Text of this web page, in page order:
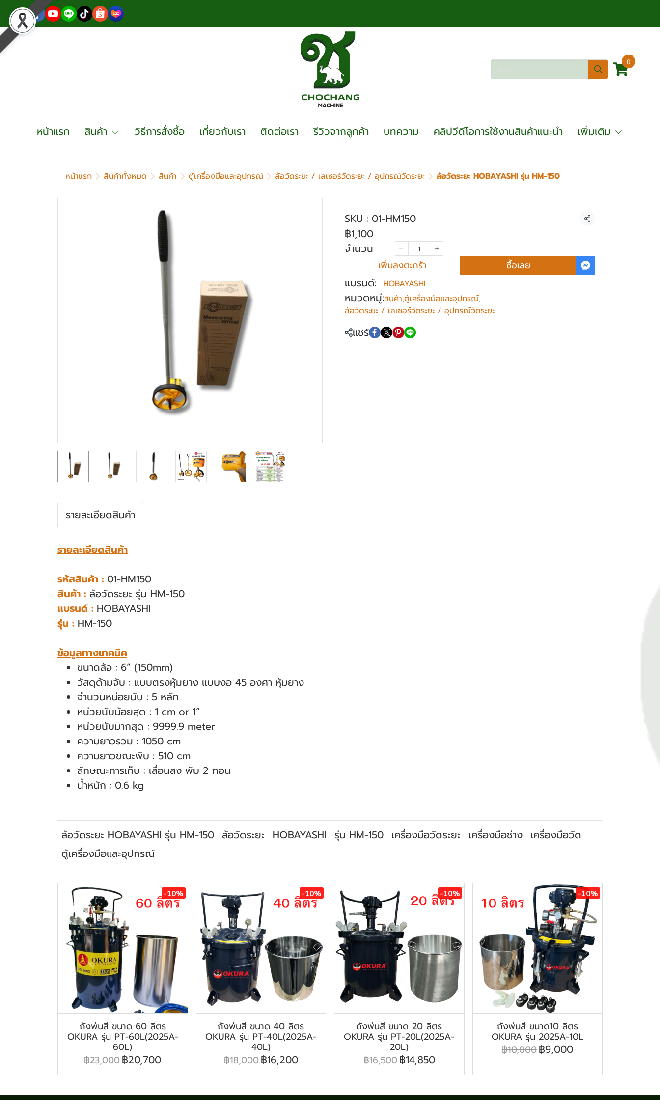
0
หน้าแรก สินค้า วิธีการสั่งซื้อ เกี่ยวกับเรา ติดต่อเรา รีวิวจากลูกค้า บทความ คลิปวีดีโอการใช้งานสินค้าแนะนำ เพิ่มเติม
หน้าแรก สินค้าทั้งหมด สินค้า ตู้เครื่องมือและอุปกรณ์ ล้อวัดระยะ / เลเซอร์วัดระยะ / อุปกรณ์วัดระยะ ล้อวัดระยะ HOBAYASHI รุ่น HM-150
SKU : 01-HM150 แชร์
฿1,100
จำนวน
เพิ่มลงตะกร้า ซื้อเลย
แบรนด์: HOBAYASHI
หมวดหมู่:สินค้า,ตู้เครื่องมือและอุปกรณ์,
ล้อวัดระยะ / เลเซอร์วัดระยะ / อุปกรณ์วัดระยะ
แชร์
รายละเอียดสินค้า
รายละเอียดสินค้า
รหัสสินค้า : 01-HM150
สินค้า : ล้อวัดระยะ รุ่น HM-150
แบรนด์ : HOBAYASHI
รุ่น : HM-150
ข้อมูลทางเทคนิค
ขนาดล้อ : 6” (150mm)
วัสดุด้ามจับ : แบบตรงหุ้มยาง แบบงอ 45 องศา หุ้มยาง
จํานวนหน่อยนับ : 5 หลัก
หน่วยนับน้อยสุด : 1 cm or 1”
หน่วยนับมากสุด : 9999.9 meter
ความยาวรวม : 1050 cm
ความยาวขณะพับ : 510 cm
ลักษณะการเก็บ : เลื่อนลง พับ 2 ทอน
นํ้าหนัก : 0.6 kg
ล้อวัดระยะ HOBAYASHI รุ่น HM-150 ล้อวัดระยะ HOBAYASHI รุ่น HM-150 เครื่องมือวัดระยะ เครื่องมือช่าง เครื่องมือวัด
ตู้เครื่องมือและอุปกรณ์
-10%
ถังพ่นสี ขนาด 60 ลิตร
OKURA รุ่น PT-60L(2025A-
60L)
฿23,000฿20,700
-10%
ถังพ่นสี ขนาด 40 ลิตร
OKURA รุ่น PT-40L(2025A-
40L)
฿18,000฿16,200
-10%
ถังพ่นสี ขนาด 20 ลิตร
OKURA รุ่น PT-20L(2025A-
20L)
฿16,500฿14,850
-10%
ถังพ่นสี ขนาด10 ลิตร
OKURA รุ่น 2025A-10L
฿10,000฿9,000